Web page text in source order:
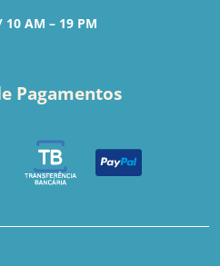
10 AM – 19 PM
Pagamentos